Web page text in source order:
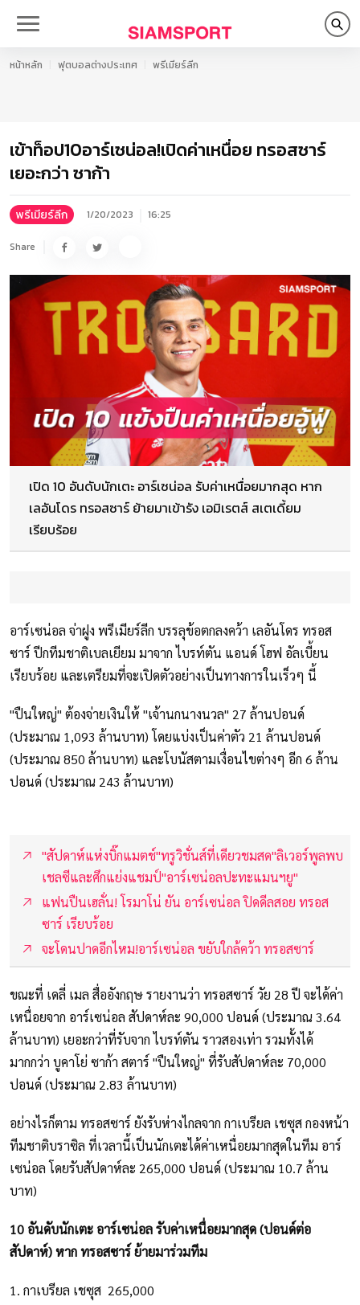
หน้าหลัก ฟุตบอลต่างประเทศ พรีเมียร์ลีก
เข้าท็อป10อาร์เซน่อล!เปิดค่าเหนื่อย ทรอสซาร์
เยอะกว่า ซาก้า
พรีเมียร์ลีก 1/20/2023 16:25
Share
เปิด 10 อันดับนักเตะ อาร์เซน่อล รับค่าเหนื่อยมากสุด หาก
เลอันโดร ทรอสซาร์ ย้ายมาเข้ารัง เอมิเรตส์ สเตเดี้ยม
เรียบร้อย
อาร์เซน่อล จ่าฝูง พรีเมียร์ลีก บรรลุข้อตกลงคว้า เลอันโดร ทรอส
ซาร์ ปีกทีมชาติเบลเยียม มาจาก ไบรท์ตัน แอนด์ โฮฟ อัลเบี้ยน
เรียบร้อย และเตรียมที่จะเปิดตัวอย่างเป็นทางการในเร็วๆ นี้
"ปืนใหญ่" ต้องจ่ายเงินให้ "เจ้านกนางนวล" 27 ล้านปอนด์
(ประมาณ 1,093 ล้านบาท) โดยแบ่งเป็นค่าตัว 21 ล้านปอนด์
(ประมาณ 850 ล้านบาท) และโบนัสตามเงื่อนไขต่างๆ อีก 6 ล้าน
ปอนด์ (ประมาณ 243 ล้านบาท)
"สัปดาห์แห่งบิ๊กแมตช์"ทรูวิชั่นส์ที่เดียวชมสด"ลิเวอร์พูลพบ
เชลซีและศึกแย่งแชมป์"อาร์เซน่อลปะทะแมนฯยู"
แฟนปืนเฮลั่น! โรมาโน่ ยัน อาร์เซน่อล ปิดดีลสอย ทรอส
ซาร์ เรียบร้อย
จะโดนปาดอีกไหม!อาร์เซน่อล ขยับใกล้คว้า ทรอสซาร์
ขณะที่ เดลี่ เมล สื่ออังกฤษ รายงานว่า ทรอสซาร์ วัย 28 ปี จะได้ค่า
เหนื่อยจาก อาร์เซน่อล สัปดาห์ละ 90,000 ปอนด์ (ประมาณ 3.64
ล้านบาท) เยอะกว่าที่รับจาก ไบรท์ตัน ราวสองเท่า รวมทั้งได้
มากกว่า บูคาโย่ ซาก้า สตาร์ "ปืนใหญ่" ที่รับสัปดาห์ละ 70,000
ปอนด์ (ประมาณ 2.83 ล้านบาท)
อย่างไรก็ตาม ทรอสซาร์ ยังรับห่างไกลจาก กาเบรียล เชซุส กองหน้า
ทีมชาติบราซิล ที่เวลานี้เป็นนักเตะได้ค่าเหนื่อยมากสุดในทีม อาร์
เซน่อล โดยรับสัปดาห์ละ 265,000 ปอนด์ (ประมาณ 10.7 ล้าน
บาท)
10 อันดับนักเตะ อาร์เซน่อล รับค่าเหนื่อยมากสุด (ปอนด์ต่อ
สัปดาห์) หาก ทรอสซาร์ ย้ายมาร่วมทีม
1. กาเบรียล เชซุส 265,000